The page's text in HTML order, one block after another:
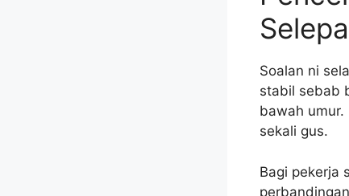
Soalan ni
stabil sebab
bawah umur.
sekali gus.
Bagi pekerja